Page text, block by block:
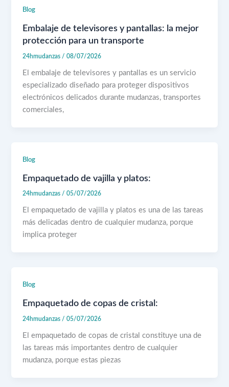
Blog
Embalaje de televisores y pantallas: la mejor
protección para un transporte
24hmudanzas /08/07/2026
El embalaje de televisores y pantallas es un servicio
especializado diseñado para proteger dispositivos
electrónicos delicados durante mudanzas, transportes
comerciales,
Blog
Empaquetado de vajilla y platos:
24hmudanzas/05/07/2026
El empaquetado de vajilla y platos es una de las tareas
más delicadas dentro de cualquier mudanza, porque
implica proteger
Blog
Empaquetado de copas de cristal:
24hmudanzas /05/07/2026
El empaquetado de copas de cristal constituye una de
las tareas más importantes dentro de cualquier
mudanza, porque estas piezas